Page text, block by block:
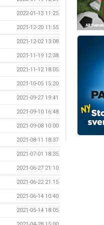
2022-01-13 11:25
2021-12-20 11:55
2021-12-02 13:08
2021-11-19 12:38
2021-11-12 18:05
2021-10-05 15:20
2021-09-27 19:41
2021-09-10 16:48
2021-09-08 10:00
2021-08-11 18:37
2021-07-01 18:35
2021-06-27 21:10
2021-06-22 21:15
2021-06-14 10:40
2021-05-14 18:05